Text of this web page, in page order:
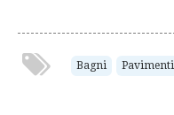
Bagni Pavimenti